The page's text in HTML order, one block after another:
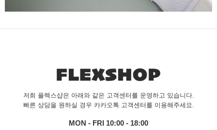
저희 플렉스샵은 아래와 같은 고객센터를 운영하고 있습니다.
빠른 상담을 원하실 경우 카카오톡 고객센터를 이용해주세요.
MON - FRI 10:00 - 18:00